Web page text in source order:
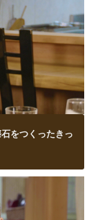
をつくったきっ